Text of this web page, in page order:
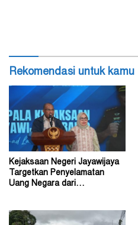
Rekomendasi untuk kamu
Kejaksaan Negeri Jayawijaya
Targetkan Penyelamatan
Uang Negara dari